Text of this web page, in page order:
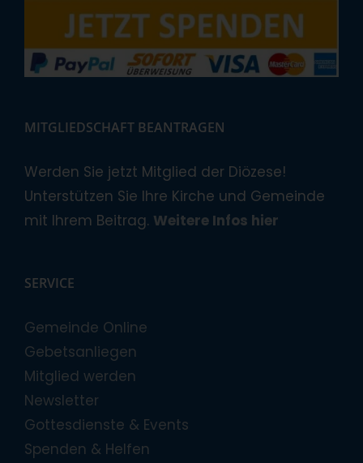
MITGLIEDSCHAFT BEANTRAGEN
Werden Sie jetzt Mitglied der Diözese!
Unterstützen Sie Ihre Kirche und Gemeinde
mit Ihrem Beitrag. Weitere Infos hier
SERVICE
Gemeinde Online
Gebetsanliegen
Mitglied werden
Newsletter
Gottesdienste & Events
Spenden & Helfen